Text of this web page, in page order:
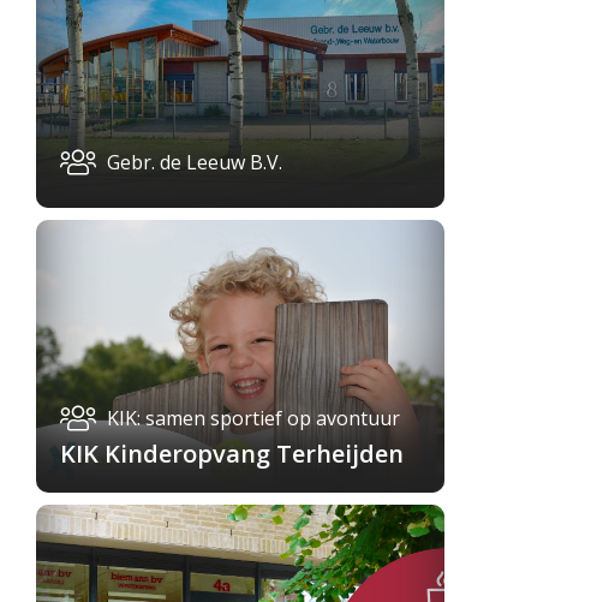
Gebr. de Leeuw B.V.
KIK: samen sportief op avontuur
KIK Kinderopvang Terheijden